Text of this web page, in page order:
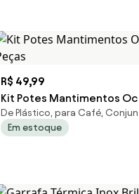
R$ 49,99
Kit Potes Mantimentos
Peças
De Plástico, para Café,
Em estoque